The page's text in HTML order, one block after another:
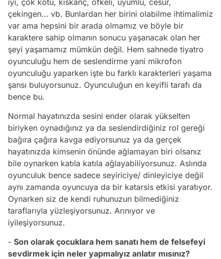
çekingen… vb. Bunlardan her birini olabilme ihtimalimiz
var ama hepsini bir arada olmamız ve böyle bir
karaktere sahip olmanın sonucu yaşanacak olan her
şeyi yaşamamız mümkün değil. Hem sahnede tiyatro
oyunculuğu hem de seslendirme yani mikrofon
oyunculuğu yaparken işte bu farklı karakterleri yaşama
şansı buluyorsunuz. Oyunculuğun en keyifli tarafı da
bence bu.
Normal hayatınızda sesini ender olarak yükselten
biriyken oynadığınız ya da seslendirdiğiniz rol gereği
bağıra çağıra kavga ediyorsunuz ya da gerçek
hayatınızda kimsenin önünde ağlamayan biri olsanız
bile oynarken katıla katıla ağlayabiliyorsunuz. Aslında
oyunculuk bence sadece seyiriciye/ dinleyiciye değil
aynı zamanda oyuncuya da bir katarsis etkisi yaratıyor.
Oynarken siz de kendi ruhunuzun bilmediğiniz
taraflarıyla yüzleşiyorsunuz. Arınıyor ve
iyileşiyorsunuz.
- Son olarak çocuklara hem sanatı hem de felsefeyi
sevdirmek için neler yapmalıyız anlatır mısınız?